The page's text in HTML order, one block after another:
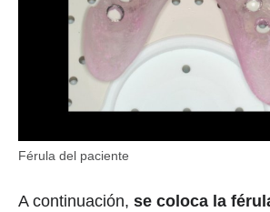
Férula del paciente
A continuación, se coloca la